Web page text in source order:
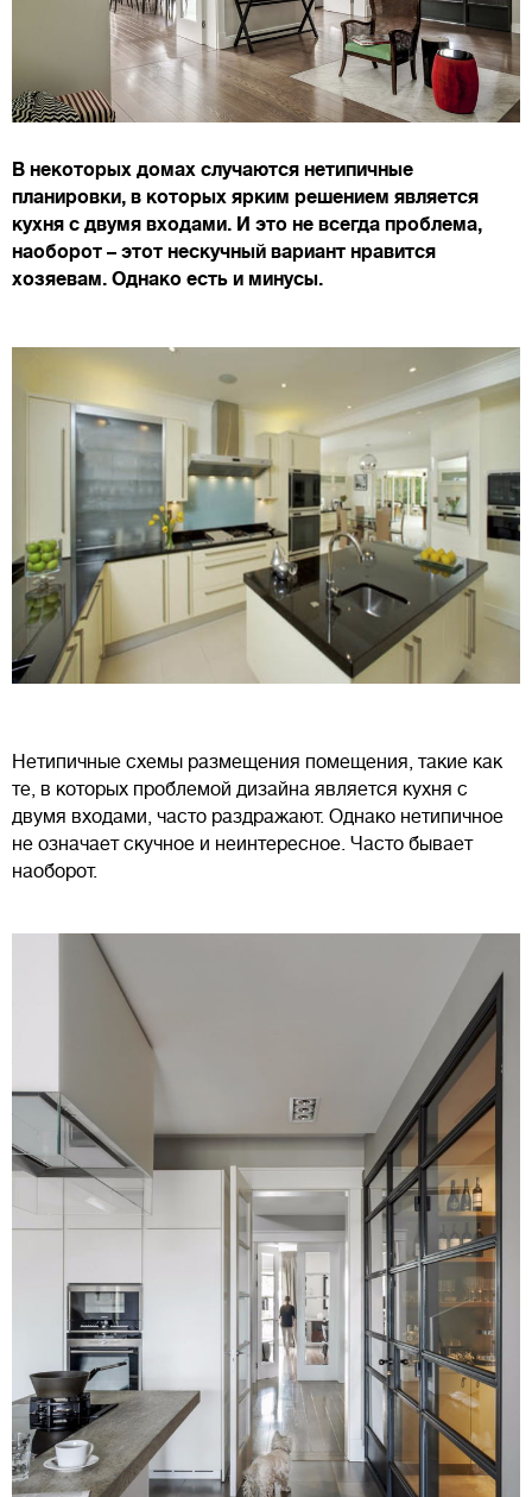
В некоторых домах случаются нетипичные
планировки, в которых ярким решением является
кухня с двумя входами. И это не всегда проблема,
наоборот – этот нескучный вариант нравится
хозяевам. Однако есть и минусы.
Нетипичные схемы размещения помещения, такие как
те, в которых проблемой дизайна является кухня с
двумя входами, часто раздражают. Однако нетипичное
не означает скучное и неинтересное. Часто бывает
наоборот.